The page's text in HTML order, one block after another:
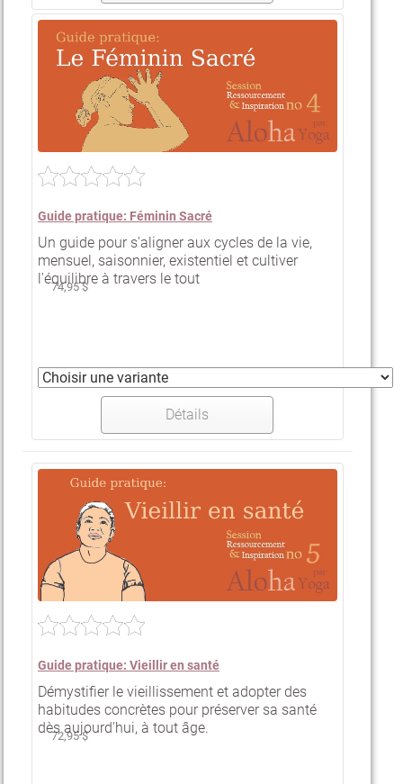
Guide pratique: Féminin Sacré
Un guide pour s'aligner aux cycles de la vie,
mensuel, saisonnier, existentiel et cultiver
l'équilibre à travers le tout
74,95 $
Détails
Guide pratique: Vieillir en santé
Démystifier le vieillissement et adopter des
habitudes concrètes pour préserver sa santé
dès aujourd'hui, à tout âge.
72,95 $